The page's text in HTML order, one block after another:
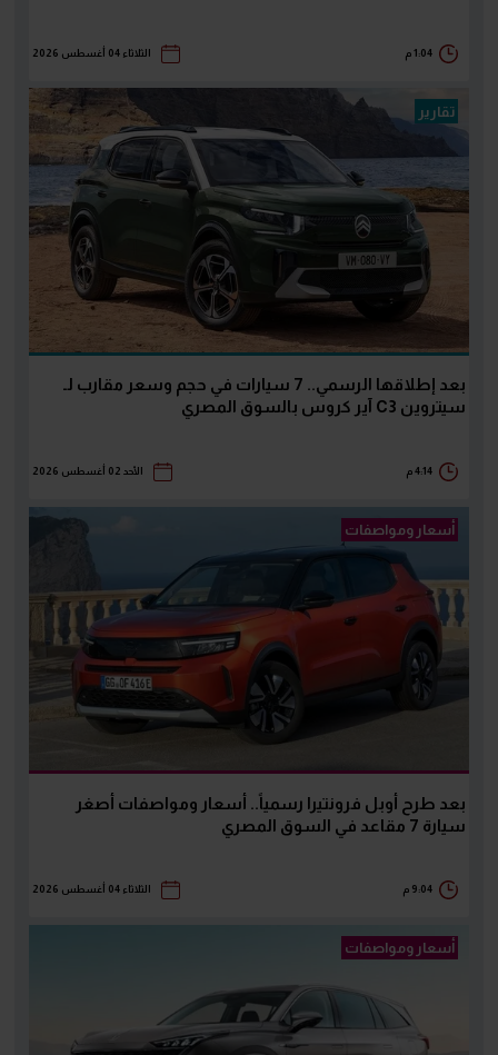
1:04 م الثلاثاء 04 أغسطس 2026
تقارير
بعد إطلاقها الرسمي.. 7 سيارات في حجم وسعر مقارب لـ
سيتروين C3 آير كروس بالسوق المصري
4:14 م الأحد 02 أغسطس 2026
أسعار ومواصفات
بعد طرح أوبل فرونتيرا رسمياً.. أسعار ومواصفات أصغر
سيارة 7 مقاعد في السوق المصري
9:04 م الثلاثاء 04 أغسطس 2026
أسعار ومواصفات